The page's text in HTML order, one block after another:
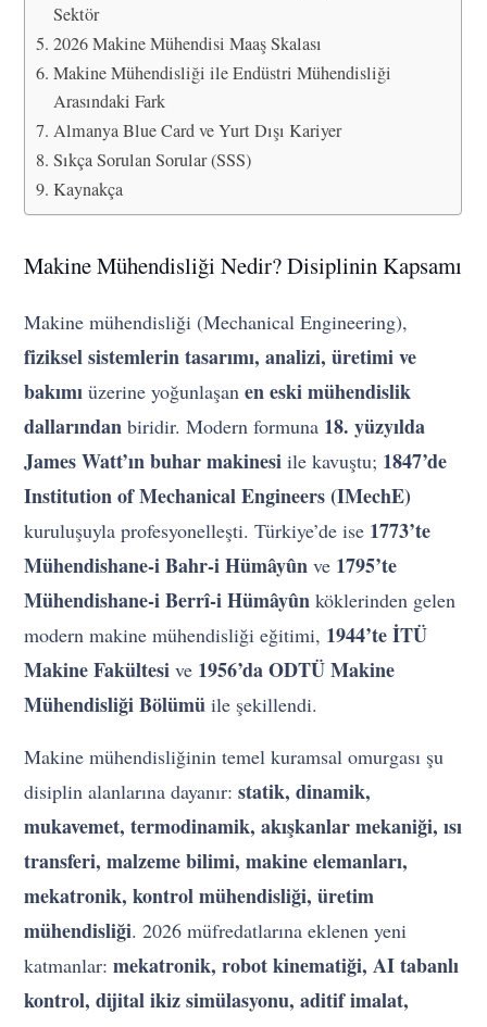
Sektör
2026 Makine Mühendisi Maaş Skalası
Makine Mühendisliği ile Endüstri Mühendisliği
Arasındaki Fark
Almanya Blue Card ve Yurt Dışı Kariyer
Sıkça Sorulan Sorular (SSS)
Kaynakça
Makine Mühendisliği Nedir? Disiplinin Kapsamı
Makine mühendisliği (Mechanical Engineering),
fiziksel sistemlerin tasarımı, analizi, üretimi ve
bakımı üzerine yoğunlaşanen eski mühendislik
dallarından biridir. Modern formuna 18. yüzyılda
James Watt’ın buhar makinesi ile kavuştu; 1847’de
Institution of Mechanical Engineers (IMechE)
kuruluşuyla profesyonelleşti. Türkiye’de ise 1773’te
Mühendishane-i Bahr-i Hümâyûn ve 1795’te
Mühendishane-i Berrî-i Hümâyûn köklerinden gelen
modern makine mühendisliği eğitimi, 1944’te İTÜ
Makine Fakültesi ve 1956’da ODTÜ Makine
Mühendisliği Bölümü ile şekillendi.
Makine mühendisliğinin temel kuramsal omurgası şu
disiplin alanlarına dayanır:statik, dinamik,
mukavemet, termodinamik, akışkanlar mekaniği, ısı
transferi, malzeme bilimi, makine elemanları,
mekatronik, kontrol mühendisliği, üretim
mühendisliği. 2026 müfredatlarına eklenen yeni
katmanlar:mekatronik, robot kinematiği, AI tabanlı
kontrol, dijital ikiz simülasyonu, aditif imalat,